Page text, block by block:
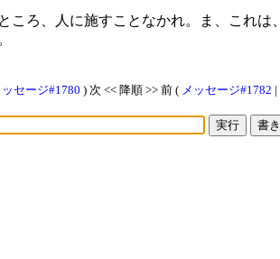
ろ、人に施すことなかれ。ま、これは、
ッセージ#1780 ) 次 << 降順 >> 前 ( メッセージ#1782 |